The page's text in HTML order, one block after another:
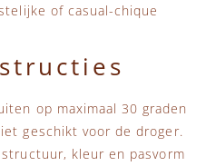
of casual-chique
op maximaal 30 graden
geschikt voor de droger.
kleur en pasvorm